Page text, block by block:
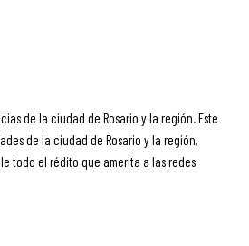
de la ciudad de Rosario y la región. Este
de la ciudad de Rosario y la región,
todo el rédito que amerita a las redes